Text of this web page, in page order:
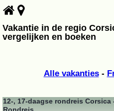
Vakantie in de regio
vergelijken en boeken
Alle vakanties-
12-, 17-daagse rondreis